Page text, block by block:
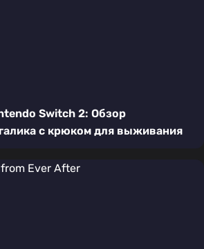
Switch 2: Обзор
с крюком для выживания